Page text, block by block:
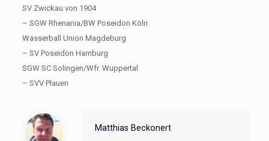
SV Zwickau von 1904
– SGW Rhenania/BW Poseidon Köln
Wasserball Union Magdeburg
– SV Poseidon Hamburg
SGW SC Solingen/Wfr. Wuppertal
– SVV Plauen
Matthias Beckonert